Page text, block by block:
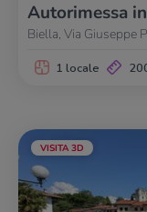
Autorimessa
Biella, Via Giuseppe
1 locale
VISITA 3D